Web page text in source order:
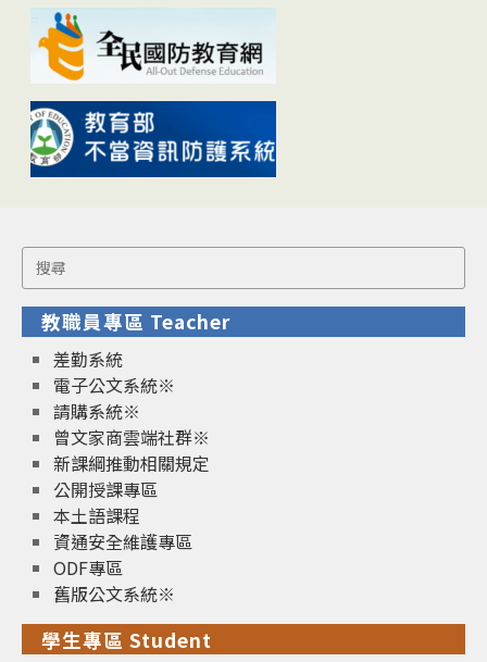
Search
for:
教職員專區 Teacher
差勤系統
電子公文系統※
請購系統※
曾文家商雲端社群※
新課綱推動相關規定
公開授課專區
本土語課程
資通安全維護專區
ODF專區
舊版公文系統※
學生專區 Student